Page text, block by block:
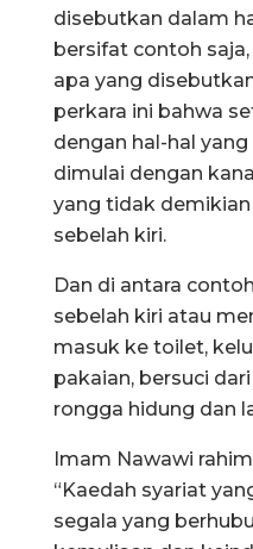
disebutkan dalam
bersifat contoh
apa yang
perkara ini bahwa
dengan hal-hal
dimulai dengan
yang tidak
sebelah kiri.
Dan di antara
sebelah kiri atau
masuk ke toilet,
pakaian, bersuci
rongga hidung dan
Imam Nawawi
“Kaedah syariat
segala yang